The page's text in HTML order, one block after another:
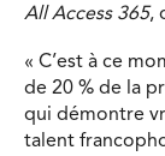
All Access 365,
« C’est à ce
de 20 % de la
qui démontre
talent